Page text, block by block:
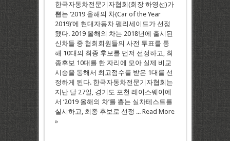
한국자동차전문기자협회(회장 하영선)가
뽑는 ‘2019 올해의 차(Car of the Year
2019)’에 현대자동차 팰리세이드가 선정
됐다. 2019 올해의 차는 2018년에 출시된
신차들 중 협회회원들의 사전 투표를 통
해 10대의 최종 후보를 먼저 선정하고, 최
종후보 10대를 한 자리에 모아 실제 비교
시승을 통해서 최고점수를 받은 1대를 선
정하게 된다. 한국자동차전문기자협회는
지난 달 27일, 경기도 포천 레이스웨이에
서 ‘2019 올해의 차’를 뽑는 실차테스트를
실시하고, 최종 후보로 선정 ... Read More
»